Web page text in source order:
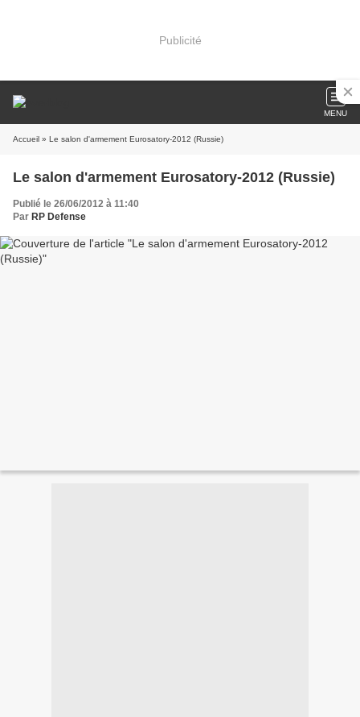
Publicité
MENU
Accueil » Le salon d'armement Eurosatory-2012 (Russie)
Le salon d'armement Eurosatory-2012 (Russie)
Publié le 26/06/2012 à 11:40
Par RP Defense